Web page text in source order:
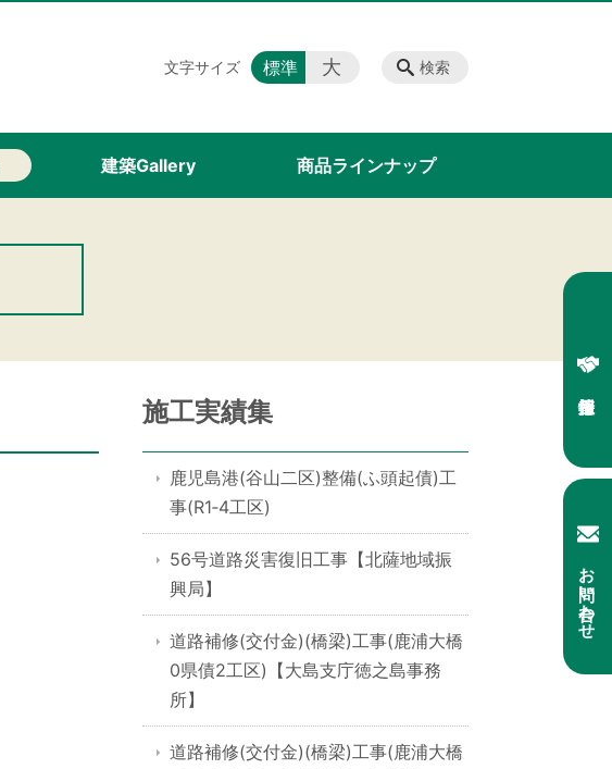
建築Gallery 商品ラインナップ
検索
文字サイズ 標準 大
施工実績集
鹿児島港(谷山二区)整備(ふ頭起債)工
事(R1‐4工区)
56号道路災害復旧工事【北薩地域振
興局】
道路補修(交付金)(橋梁)工事(鹿浦大橋
0県債2工区)【大島支庁徳之島事務
所】
道路補修(交付金)(橋梁)工事(鹿浦大橋
お問い合わせ